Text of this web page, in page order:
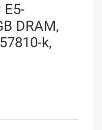
DRAM,
k,